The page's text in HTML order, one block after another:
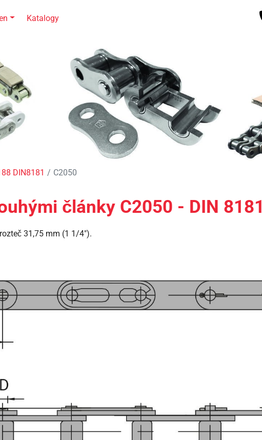
DIN8181 C2050
články C2050 - DIN 8181
31,75 mm (1 1/4").
Katalogy